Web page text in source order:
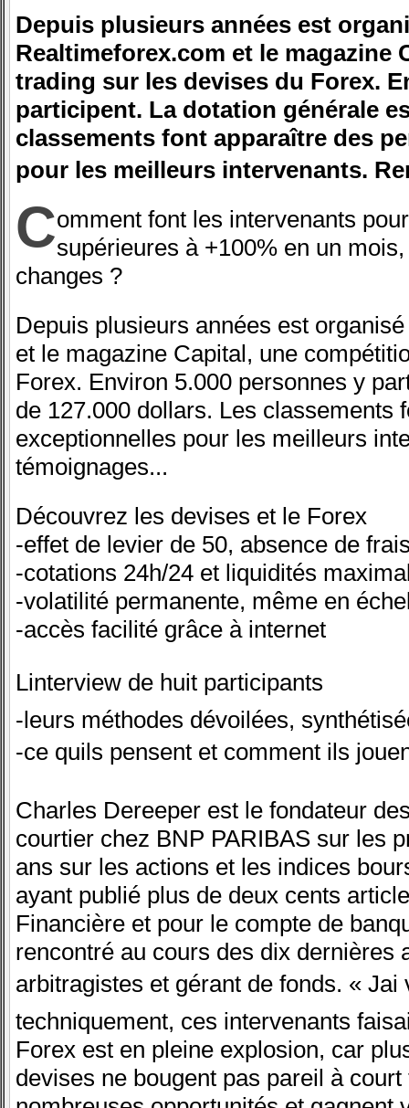
Depuis plusieurs années est
Realtimeforex.com et le magazine
trading sur les devises du Forex.
participent. La dotation générale
classements font apparaître des
pour les meilleurs intervenants.
Comment font les intervenants
supérieures à +100% en un
changes ?
Depuis plusieurs années est
et le magazine Capital, une
Forex. Environ 5.000 personnes y
de 127.000 dollars. Les classements
exceptionnelles pour les meilleurs
témoignages...
Découvrez les devises et le Forex
-effet de levier de 50, absence de
-cotations 24h/24 et liquidités
-volatilité permanente, même en
-accès facilité grâce à internet
Linterview de huit participants
-leurs méthodes dévoilées,
-ce quils pensent et comment ils
Charles Dereeper est le fondateur
courtier chez BNP PARIBAS sur les
ans sur les actions et les indices
ayant publié plus de deux cents
Financière et pour le compte de
rencontré au cours des dix dernières
arbitragistes et gérant de fonds. «
techniquement, ces intervenants
Forex est en pleine explosion, car
devises ne bougent pas pareil à